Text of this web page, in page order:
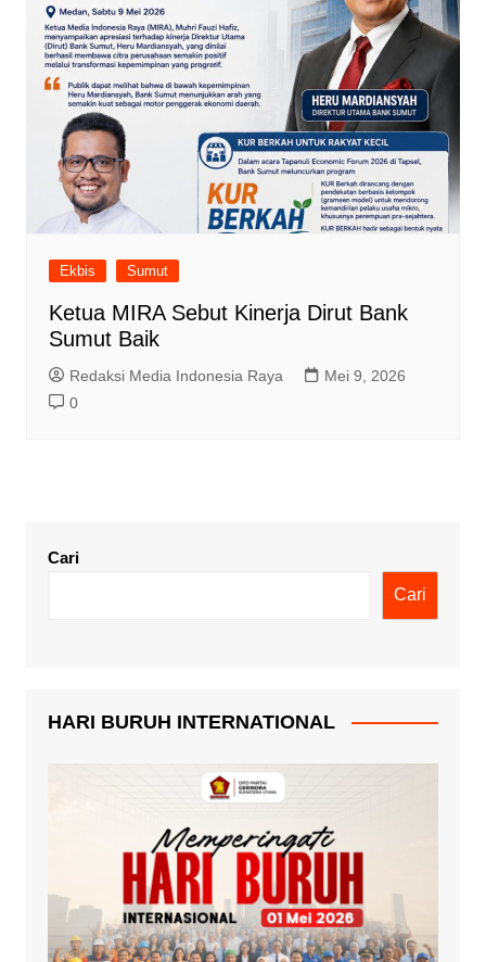
Ekbis Sumut
Ketua MIRA Sebut Kinerja Dirut Bank
Sumut Baik
Redaksi Media Indonesia Raya
Mei 9, 2026
0
Cari
Cari
HARI BURUH INTERNATIONAL